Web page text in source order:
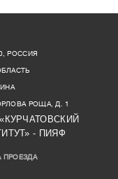
РОССИЯ
РОЩА, Д. 1
- ПИЯФ
ПРОЕЗДА